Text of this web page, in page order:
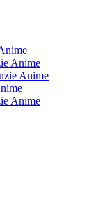
Anime
Anime
Anime